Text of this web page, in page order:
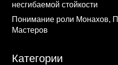
несгибаемой стойкости
Понимание роли Монахов,
Мастеров
Категории